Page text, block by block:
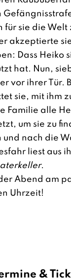
für sie die Welt
akzeptierte
Dass Heiko
hat. Nun,
vor ihrer Tür.
sie, mit ihm
Familie alle
um sie zu
und nach die
liest aus
.
Abend am
Uhrzeit!
&